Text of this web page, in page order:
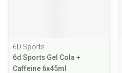
6D Sports
6d Sports Gel Cola +
Caffeine 6x45ml